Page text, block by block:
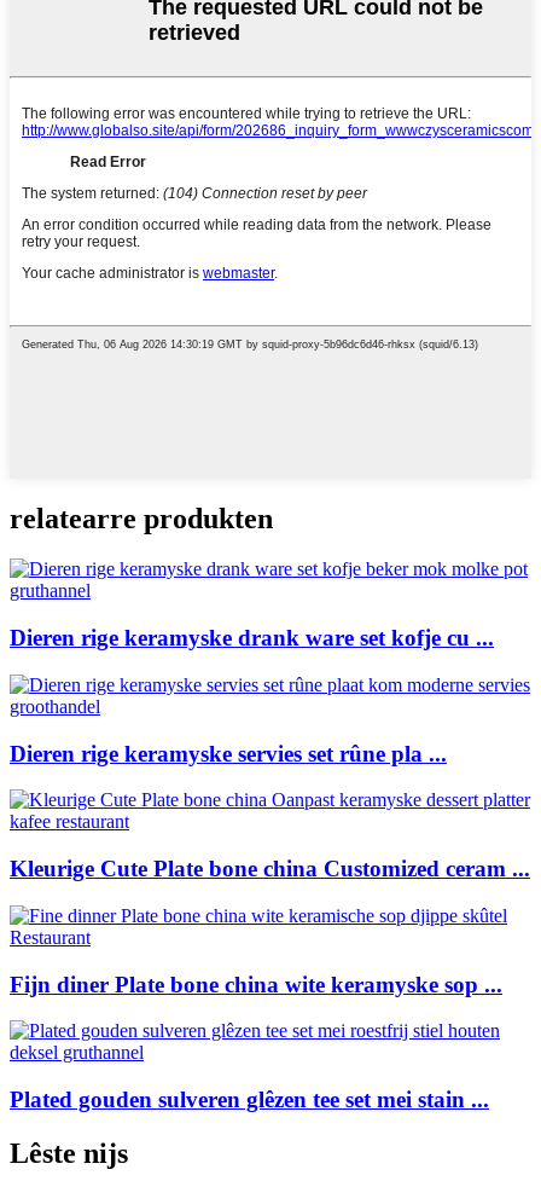
relatearre produkten
Dieren rige keramyske drank ware set kofje cu ...
Dieren rige keramyske servies set rûne pla ...
Kleurige Cute Plate bone china Customized ceram ...
Fijn diner Plate bone china wite keramyske sop ...
Plated gouden sulveren glêzen tee set mei stain ...
Lêste nijs